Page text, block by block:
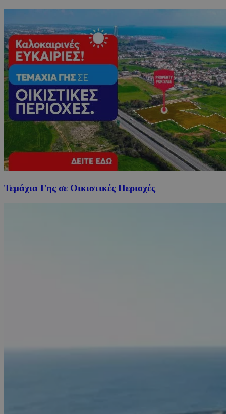
Τεμάχια Γης σε Οικιστικές Περιοχές